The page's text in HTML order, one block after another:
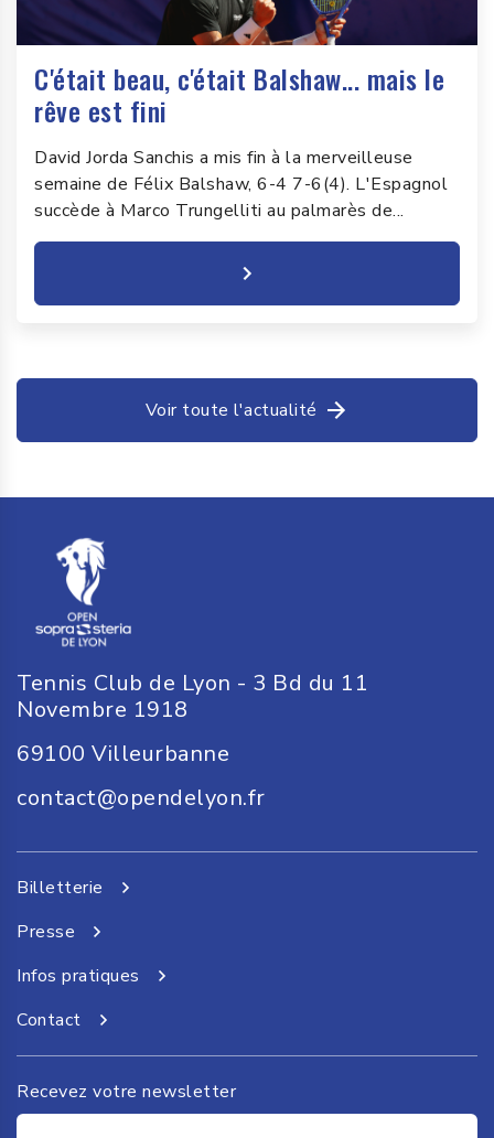
C'était beau, c'était Balshaw... mais le
rêve est fini
David Jorda Sanchis a mis fin à la merveilleuse
semaine de Félix Balshaw, 6-4 7-6(4). L'Espagnol
succède à Marco Trungelliti au palmarès de...
Voir toute l'actualité
Tennis Club de Lyon - 3 Bd du 11
Novembre 1918
69100 Villeurbanne
contact@opendelyon.fr
Billetterie
Presse
Infos pratiques
Contact
Recevez votre newsletter